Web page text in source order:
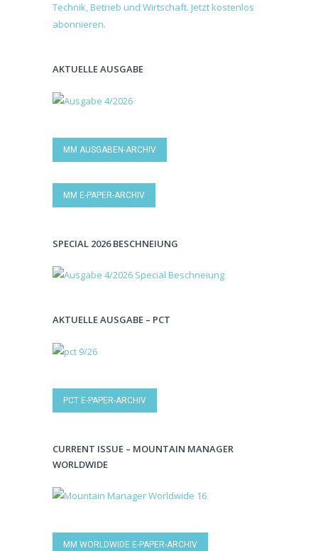
AKTUELLE AUSGABE
MM AUSGABEN-ARCHIV
MM E-PAPER-ARCHIV
SPECIAL 2026 BESCHNEIUNG
AKTUELLE AUSGABE – PCT
PCT E-PAPER-ARCHIV
CURRENT ISSUE – MOUNTAIN MANAGER
WORLDWIDE
MM WORLDWIDE E-PAPER-ARCHIV